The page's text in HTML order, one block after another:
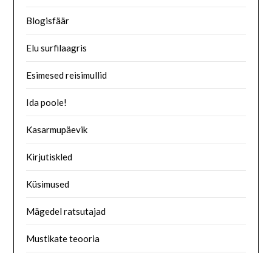
Blogisfäär
Elu surfilaagris
Esimesed reisimullid
Ida poole!
Kasarmupäevik
Kirjutiskled
Küsimused
Mägedel ratsutajad
Mustikate teooria